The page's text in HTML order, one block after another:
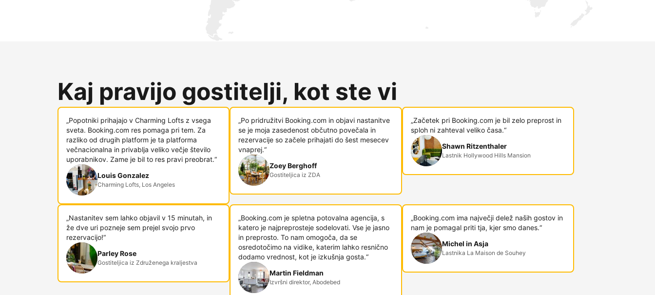
Kaj pravijo gostitelji, kot ste vi
„Popotniki prihajajo v Charming Lofts z vsega
sveta. Booking.com res pomaga pri tem. Za
razliko od drugih platform je ta platforma
večnacionalna in privablja veliko večje število
uporabnikov. Zame je bil to res pravi preobrat.“
Louis Gonzalez
Charming Lofts, Los Angeles
„Po pridružitvi Booking.com in objavi nastanitve
se je moja zasedenost občutno povečala in
rezervacije so začele prihajati do šest mesecev
vnaprej.“
Zoey Berghoff
Gostiteljica iz ZDA
„Začetek pri Booking.com je bil zelo preprost in
sploh ni zahteval veliko časa.“
Shawn Ritzenthaler
Lastnik Hollywood Hills Mansion
„Nastanitev sem lahko objavil v 15 minutah, in
že dve uri pozneje sem prejel svojo prvo
rezervacijo!“
Parley Rose
Gostiteljica iz Združenega kraljestva
„Booking.com je spletna potovalna agencija, s
katero je najpreprosteje sodelovati. Vse je jasno
in preprosto. To nam omogoča, da se
osredotočimo na vidike, katerim lahko resnično
dodamo vrednost, kot je izkušnja gosta.“
Martin Fieldman
Izvršni direktor, Abodebed
„Booking.com ima največji delež naših gostov in
nam je pomagal priti tja, kjer smo danes.“
Michel in Asja
Lastnika La Maison de Souhey